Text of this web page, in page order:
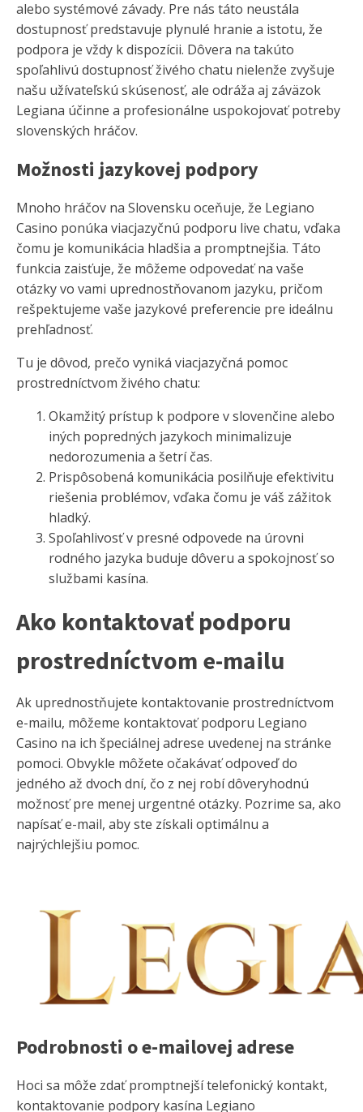
alebo systémové závady. Pre nás táto neustála
dostupnosť predstavuje plynulé hranie a istotu, že
podpora je vždy k dispozícii. Dôvera na takúto
spoľahlivú dostupnosť živého chatu nielenže zvyšuje
našu užívateľskú skúsenosť, ale odráža aj záväzok
Legiana účinne a profesionálne uspokojovať potreby
slovenských hráčov.
Možnosti jazykovej podpory
Mnoho hráčov na Slovensku oceňuje, že Legiano
Casino ponúka viacjazyčnú podporu live chatu, vďaka
čomu je komunikácia hladšia a promptnejšia. Táto
funkcia zaisťuje, že môžeme odpovedať na vaše
otázky vo vami uprednostňovanom jazyku, pričom
rešpektujeme vaše jazykové preferencie pre ideálnu
prehľadnosť.
Tu je dôvod, prečo vyniká viacjazyčná pomoc
prostredníctvom živého chatu:
Okamžitý prístup k podpore v slovenčine alebo
iných popredných jazykoch minimalizuje
nedorozumenia a šetrí čas.
Prispôsobená komunikácia posilňuje efektivitu
riešenia problémov, vďaka čomu je váš zážitok
hladký.
Spoľahlivosť v presné odpovede na úrovni
rodného jazyka buduje dôveru a spokojnosť so
službami kasína.
Ako kontaktovať podporu
prostredníctvom e-mailu
Ak uprednostňujete kontaktovanie prostredníctvom
e-mailu, môžeme kontaktovať podporu Legiano
Casino na ich špeciálnej adrese uvedenej na stránke
pomoci. Obvykle môžete očakávať odpoveď do
jedného až dvoch dní, čo z nej robí dôveryhodnú
možnosť pre menej urgentné otázky. Pozrime sa, ako
napísať e-mail, aby ste získali optimálnu a
najrýchlejšiu pomoc.
Podrobnosti o e-mailovej adrese
Hoci sa môže zdať promptnejší telefonický kontakt,
kontaktovanie podpory kasína Legiano